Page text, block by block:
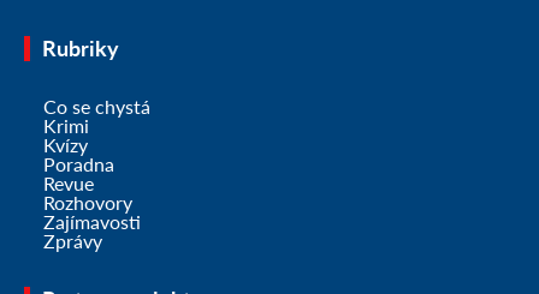
Rubriky
Co se chystá
Krimi
Kvízy
Poradna
Revue
Rozhovory
Zajímavosti
Zprávy